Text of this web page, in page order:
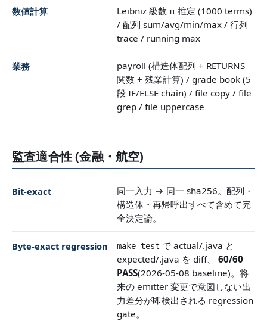
数値計算
Leibniz 級数 π 推定 (1000 terms)
/ 配列 sum/avg/min/max / 行列
trace / running max
業務
payroll (構造体配列 + RETURNS
関数 + 残業計算) / grade book (5
段 IF/ELSE chain) / file copy / file
grep / file uppercase
監査適合性 (金融・航空)
Bit-exact
同一入力 → 同一 sha256。配列・
構造体・再帰呼出すべて含めて完
全決定論。
Byte-exact regression make test で actual/.java と
expected/.java を diff、 60/60
PASS(2026-05-08 baseline)。将
来の emitter 変更で意図しない出
力差分が即検出される regression
gate。